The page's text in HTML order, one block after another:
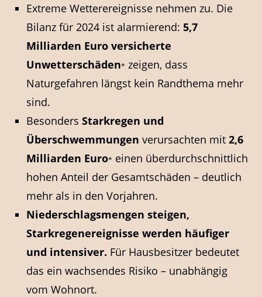
Extreme Wetterereignisse nehmen zu. Die
Bilanz für 2024 ist alarmierend: 5,7
Milliarden Euro versicherte
Unwetterschäden* zeigen, dass
Naturgefahren längst kein Randthema mehr
sind.
Besonders Starkregen und
Überschwemmungen verursachten mit 2,6
Milliarden Euro* einen überdurchschnittlich
hohen Anteil der Gesamtschäden – deutlich
mehr als in den Vorjahren.
Niederschlagsmengen steigen,
Starkregenereignisse werden häufiger
und intensiver. Für Hausbesitzer bedeutet
das ein wachsendes Risiko – unabhängig
vom Wohnort.